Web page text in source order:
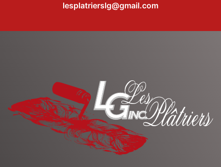
lesplatrierslg@gmail.com